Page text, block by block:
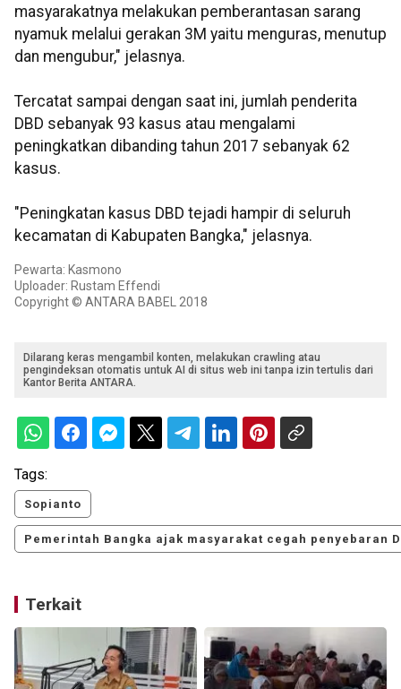
masyarakatnya melakukan pemberantasan sarang
nyamuk melalui gerakan 3M yaitu menguras, menutup
dan mengubur," jelasnya.
Tercatat sampai dengan saat ini, jumlah penderita
DBD sebanyak 93 kasus atau mengalami
peningkatkan dibanding tahun 2017 sebanyak 62
kasus.
"Peningkatan kasus DBD tejadi hampir di seluruh
kecamatan di Kabupaten Bangka," jelasnya.
Pewarta: Kasmono
Uploader: Rustam Effendi
Copyright © ANTARA BABEL 2018
Dilarang keras mengambil konten, melakukan crawling atau
pengindeksan otomatis untuk AI di situs web ini tanpa izin tertulis dari
Kantor Berita ANTARA.
Tags:
Sopianto
Pemerintah Bangka ajak masyarakat cegah penyebaran
Terkait